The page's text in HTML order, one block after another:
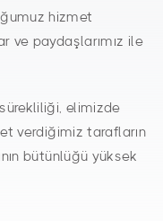
hizmet
ve paydaşlarımız ile
elimizde
verdiğimiz tarafların
bütünlüğü yüksek